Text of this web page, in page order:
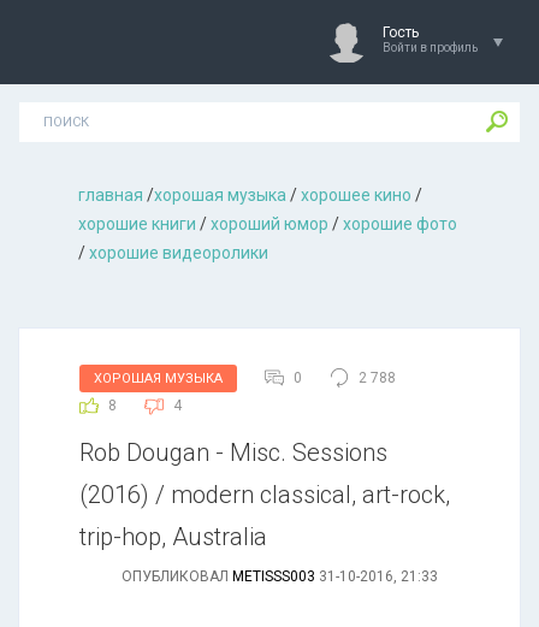
Гость
Войти в профиль
главная /хорошая музыкa /хорошее кино /
хорошие книги /хороший юмор /хорошие фото
/хорошие видеоролики
ХОРОШАЯ МУЗЫКА 0
2 788
8
4
Rob Dougan - Misc. Sessions
(2016) / modern classical, art-rock,
trip-hop, Australia
ОПУБЛИКОВАЛ METISSS003 31-10-2016, 21:33